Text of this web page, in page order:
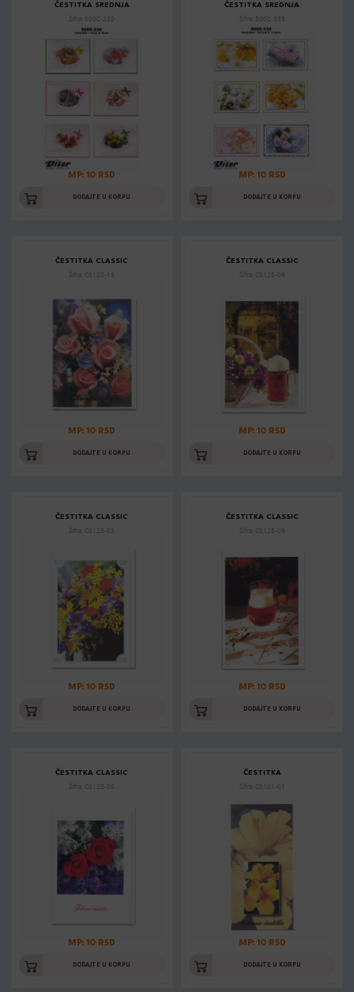
ČESTITKA SREDNJA
Šifra: 500C-230
MP: 10 RSD
DODAJTE U KORPU
ČESTITKA SREDNJA
Šifra: 500C-335
MP: 10 RSD
DODAJTE U KORPU
ČESTITKA CLASSIC
Šifra: C0125-13
MP: 10 RSD
DODAJTE U KORPU
ČESTITKA CLASSIC
Šifra: C0125-06
MP: 10 RSD
DODAJTE U KORPU
ČESTITKA CLASSIC
Šifra: C0125-03
MP: 10 RSD
DODAJTE U KORPU
ČESTITKA CLASSIC
Šifra: C0125-09
MP: 10 RSD
DODAJTE U KORPU
ČESTITKA CLASSIC
Šifra: C0125-05
MP: 10 RSD
DODAJTE U KORPU
ČESTITKA
Šifra: C0101-01
MP: 10 RSD
DODAJTE U KORPU